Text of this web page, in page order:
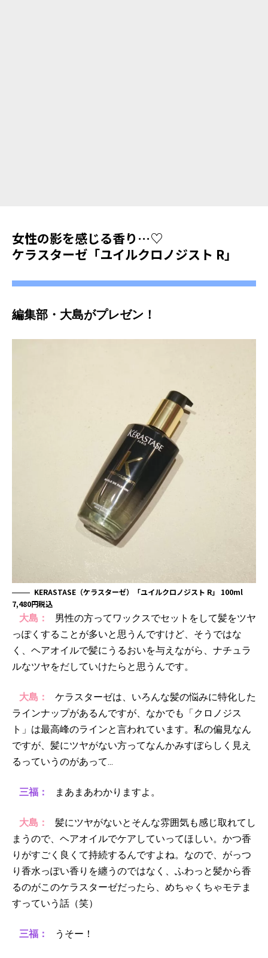
女性の影を感じる香り…♡
ケラスターゼ 「ユイルクロノジスト R」
編集部・大島がプレゼン！
KERASTASE（ケラスターゼ）「ユイルクロノジスト R」 100ml
7,480円税込
大島：
男性の方ってワックスでセットをして髪をツヤ
っぽくすることが多いと思うんですけど、そうではな
く、ヘアオイルで髪にうるおいを与えながら、ナチュラ
ルなツヤをだしていけたらと思うんです。
大島：
ケラスターゼは、いろんな髪の悩みに特化した
ラインナップがあるんですが、なかでも「クロノジス
ト」は最高峰のラインと言われています。私の偏見なん
ですが、髪にツヤがない方ってなんかみすぼらしく見え
るっていうのがあって…
三福： まあまあわかりますよ。
大島：
髪にツヤがないとそんな雰囲気も感じ取れてし
まうので、ヘアオイルでケアしていってほしい。かつ香
りがすごく良くて持続するんですよね。なので、がっつ
り香水っぽい香りを纏うのではなく、ふわっと髪から香
るのがこのケラスターゼだったら、めちゃくちゃモテま
すっていう話（笑）
三福： うそー！